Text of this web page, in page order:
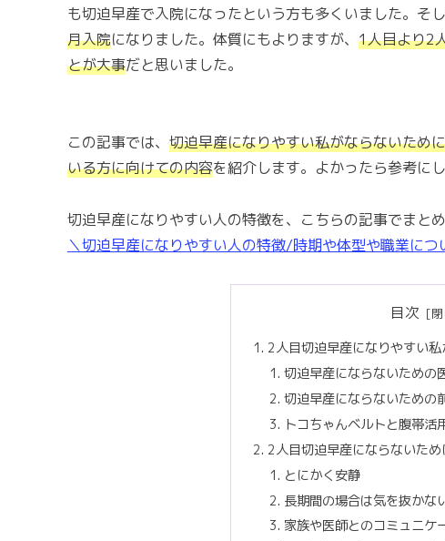
も切迫早産で入院になったという方も多くいました。そ
月入院になりました。体質にもよりますが、 1人目より2
とが大事だと思いました。
この記事では、 切迫早産になりやすい私がならないため
いる方に向けての内容を紹介します。よかったら参考にし
切迫早産になりやすい人の特徴を、こちらの記事でまとめ
＼切迫早産になりやすい人の特徴/時期や体型や職業に
目次
2人目切迫早産になりやすい
切迫早産にならないための
切迫早産にならないための
トコちゃんベルトと腹帯活
2人目切迫早産にならないた
とにかく安静
長期間の場合は気を抜かな
家族や医師とのコミュニケ